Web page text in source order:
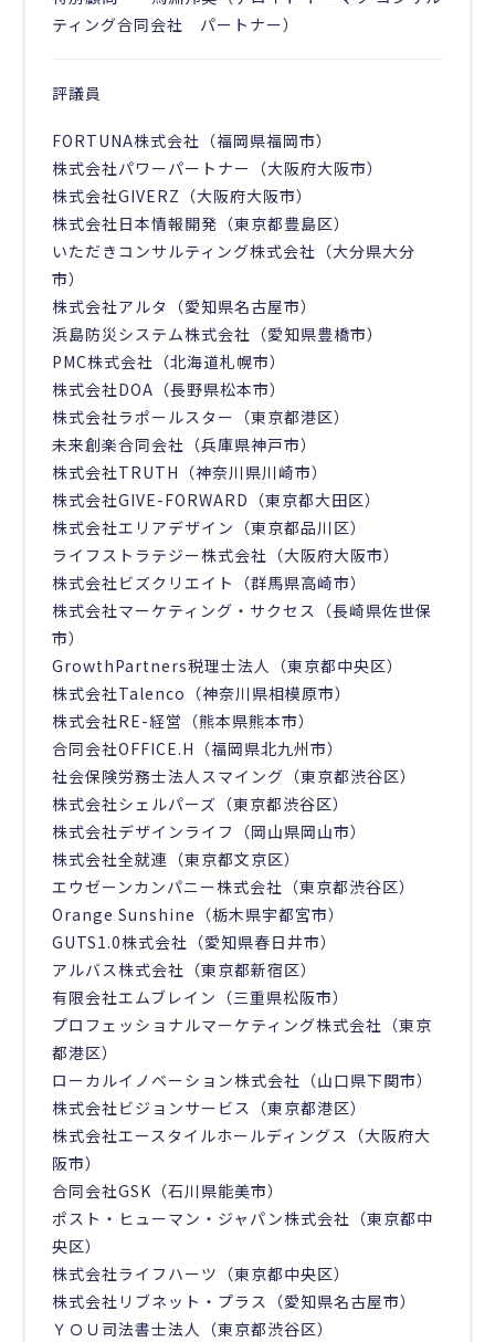
ティング合同会社 パートナー）
評議員
FORTUNA株式会社（福岡県福岡市）
株式会社パワーパートナー（大阪府大阪市）
株式会社GIVERZ（大阪府大阪市）
株式会社日本情報開発（東京都豊島区）
いただきコンサルティング株式会社（大分県大分
市）
株式会社アルタ（愛知県名古屋市）
浜島防災システム株式会社（愛知県豊橋市）
PMC株式会社（北海道札幌市）
株式会社DOA（長野県松本市）
株式会社ラポールスター（東京都港区）
未来創楽合同会社（兵庫県神戸市）
株式会社TRUTH（神奈川県川崎市）
株式会社GIVE-FORWARD（東京都大田区）
株式会社エリアデザイン（東京都品川区）
ライフストラテジー株式会社（大阪府大阪市）
株式会社ビズクリエイト（群馬県高崎市）
株式会社マーケティング・サクセス（長崎県佐世保
市）
GrowthPartners税理士法人（東京都中央区）
株式会社Talenco（神奈川県相模原市）
株式会社RE-経営（熊本県熊本市）
合同会社OFFICE.H（福岡県北九州市）
社会保険労務士法人スマイング（東京都渋谷区）
株式会社シェルパーズ（東京都渋谷区）
株式会社デザインライフ（岡山県岡山市）
株式会社全就連（東京都文京区）
エウゼーンカンパニー株式会社（東京都渋谷区）
Orange Sunshine（栃木県宇都宮市）
GUTS1.0株式会社（愛知県春日井市）
アルバス株式会社（東京都新宿区）
有限会社エムブレイン（三重県松阪市）
プロフェッショナルマーケティング株式会社（東京
都港区）
ローカルイノベーション株式会社（山口県下関市）
株式会社ビジョンサービス（東京都港区）
株式会社エースタイルホールディングス（大阪府大
阪市）
合同会社GSK（石川県能美市）
ポスト・ヒューマン・ジャパン株式会社（東京都中
央区）
株式会社ライフハーツ（東京都中央区）
株式会社リブネット・プラス（愛知県名古屋市）
ＹＯＵ司法書士法人（東京都渋谷区）